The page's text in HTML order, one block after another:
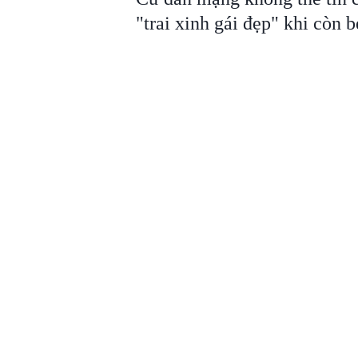
"trai xinh gái đẹp" khi còn